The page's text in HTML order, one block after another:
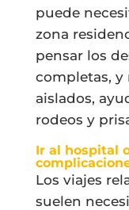
puede
zona
pensar los
completas, y
aislados,
rodeos y
Ir al hospital
Los viajes
suelen